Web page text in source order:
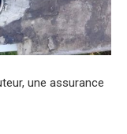
une assurance